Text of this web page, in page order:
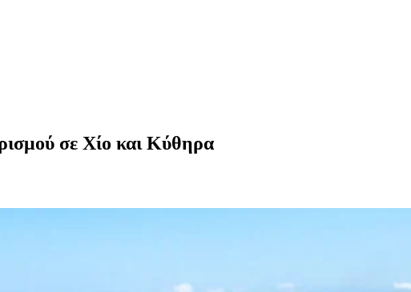
σε Χίο και Κύθηρα